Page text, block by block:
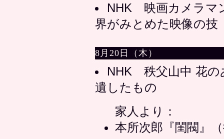
NHK 映画カメラマ
界がみとめた映像の
8月20日（木）
NHK 秩父山中 花
遺したもの
家人より：
本所次郎『閨閥』